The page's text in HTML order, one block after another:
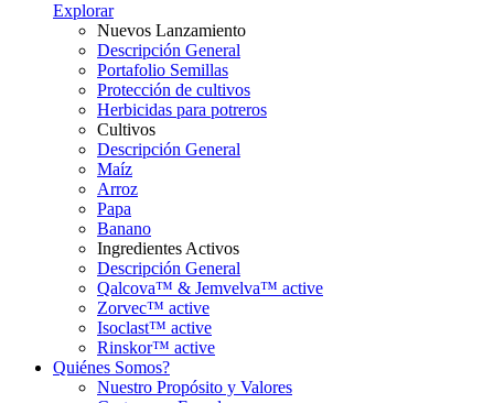
Explorar
Nuevos Lanzamiento
Descripción General
Portafolio Semillas
Protección de cultivos
Herbicidas para potreros
Cultivos
Descripción General
Maíz
Arroz
Papa
Banano
Ingredientes Activos
Descripción General
Qalcova™ & Jemvelva™ active
Zorvec™ active
Isoclast™ active
Rinskor™ active
Quiénes Somos?
Nuestro Propósito y Valores